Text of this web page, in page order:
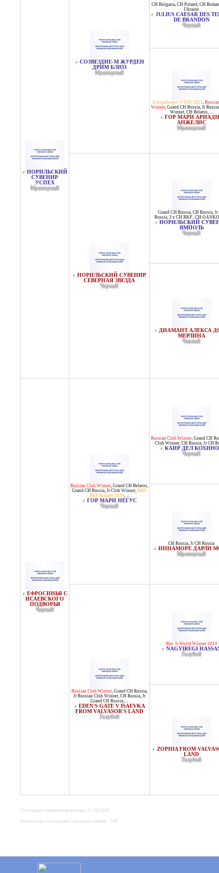
♂ НОРИЛЬСКИЙ
СУВЕНИР
УСПЕХ
Мраморный
♂ СОЗВЕЗДИЕ-М ЖУРДЕН
ДРИМ БЛЮЗ
Мраморный
CH Bulgaria, CH Poland, CH
Ukraine
♂ JULIUS CAESAR DES
DE BRANDON
Черный
EuropaSieger (VDH) 2011,
Winner, Grand CH Russia, Jr
Winner, CH Belarus, ...
♀ ГОР МАРИ
АНЖЕЛИС
Мраморный
♀ НОРИЛЬСКИЙ СУВЕНИР
СЕВЕРНАЯ ЗВЕЗДА
Черный
Grand CH Russia, CH Russia, Jr
Russia, 3 x CH RKF, CH
♂ НОРИЛЬСКИЙ
ЯМПОЛЬ
Черный
♀ ДИАМАНТ АЛЕКСА
МЕРЛИНА
Черный
♀ ЕФРОСИНЬЯ С
ИСАЕВСКОГО
ПОДВОРЬЯ
Черный
Russian Club Winner, Grand CH Belarus,
Grand CH Russia, Jr Club Winner, BRD
RKF Winner 2024, ...
♂ ГОР МАРИ НЕГУС
Черный
Russian Club Winner, Grand CH
Club Winner, CH Russia, Jr CH
♂ КАИР ДЕЛ
Черный
CH Russia, Jr CH Russia
♀ ИННАМОРЕ ДАРЛИ
Мраморный
Russian Club Winner, Grand CH Russia,
Jr Russian Club Winner, CH Russia, Jr
Grand CH Russia, ...
♀ EDEN'S GATE V ISAEVKA
FROM VALVASOR'S LAND
Голубой
Res. Jr World Winner 2014
♂ NAGYIREGI
Голубой
♀ ZOPHIA FROM
LAND
Голубой
Последнее обновление данных 21.05.2026
Количество посещений страницы собаки - 148